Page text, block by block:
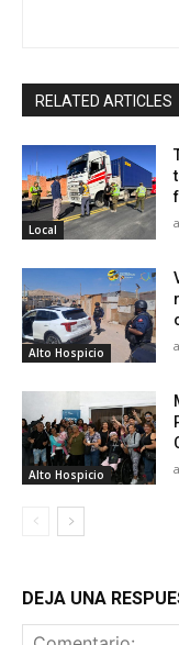
RELATED ARTICLES
Local
Alto Hospicio
Alto Hospicio
DEJA UNA